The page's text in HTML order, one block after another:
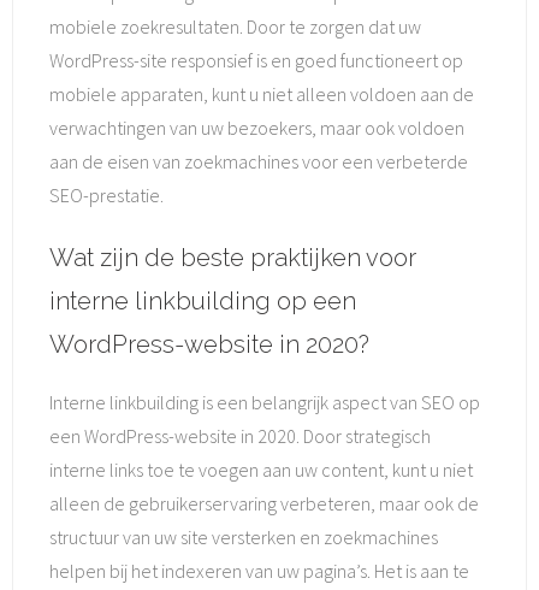
mobiele zoekresultaten. Door te zorgen dat uw
WordPress-site responsief is en goed functioneert op
mobiele apparaten, kunt u niet alleen voldoen aan de
verwachtingen van uw bezoekers, maar ook voldoen
aan de eisen van zoekmachines voor een verbeterde
SEO-prestatie.
Wat zijn de beste praktijken voor
interne linkbuilding op een
WordPress-website in 2020?
Interne linkbuilding is een belangrijk aspect van SEO op
een WordPress-website in 2020. Door strategisch
interne links toe te voegen aan uw content, kunt u niet
alleen de gebruikerservaring verbeteren, maar ook de
structuur van uw site versterken en zoekmachines
helpen bij het indexeren van uw pagina’s. Het is aan te